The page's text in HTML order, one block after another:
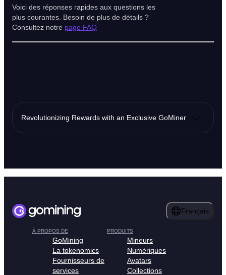
Voici des réponses rapides aux questions les
plus courantes. Besoin de plus de détails ?
Consultez notre page FAQ
Revolutionizing Rewards with an Exclusive GoMiner
Français
À PROPOS DE
GoMining
La tokenomics
Fournisseurs de
services
PRODUITS
Mineurs
Numériques
Avatars
Collections